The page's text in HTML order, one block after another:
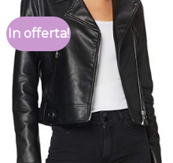
In offerta!